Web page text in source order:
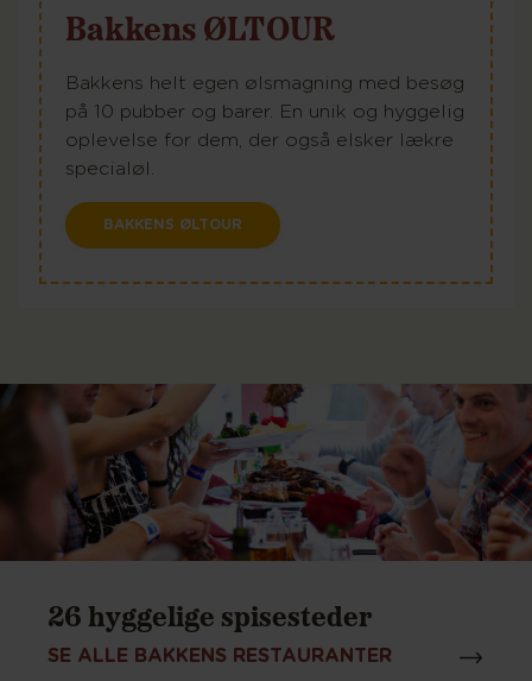
Bakkens ØLTOUR
Bakkens helt egen ølsmagning med besøg
på 10 pubber og barer. En unik og hyggelig
oplevelse for dem, der også elsker lækre
specialøl.
BAKKENS ØLTOUR
26 hyggelige spisesteder
SE ALLE BAKKENS RESTAURANTER